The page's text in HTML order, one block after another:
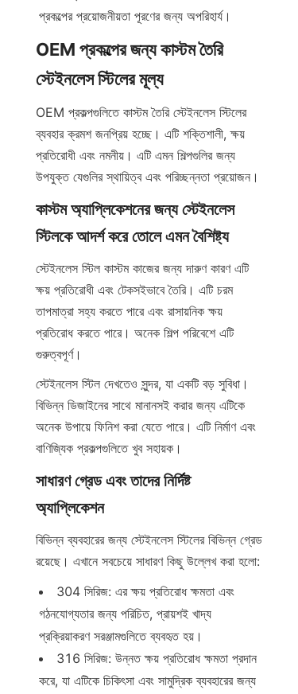
প্রকল্পের প্রয়োজনীয়তা পূরণের জন্য অপরিহার্য।
OEM প্রকল্পের জন্য কাস্টম তৈরি
স্টেইনলেস স্টিলের মূল্য
OEM প্রকল্পগুলিতে কাস্টম তৈরি স্টেইনলেস স্টিলের
ব্যবহার ক্রমশ জনপ্রিয় হচ্ছে। এটি শক্তিশালী, ক্ষয়
প্রতিরোধী এবং নমনীয়। এটি এমন শিল্পগুলির জন্য
উপযুক্ত যেগুলির স্থায়িত্ব এবং পরিচ্ছন্নতা প্রয়োজন।
কাস্টম অ্যাপ্লিকেশনের জন্য স্টেইনলেস
স্টিলকে আদর্শ করে তোলে এমন বৈশিষ্ট্য
স্টেইনলেস স্টিল কাস্টম কাজের জন্য দারুণ কারণ এটি
ক্ষয় প্রতিরোধী এবং টেকসইভাবে তৈরি। এটি চরম
তাপমাত্রা সহ্য করতে পারে এবং রাসায়নিক ক্ষয়
প্রতিরোধ করতে পারে। অনেক শিল্প পরিবেশে এটি
গুরুত্বপূর্ণ।
স্টেইনলেস স্টিল দেখতেও সুন্দর, যা একটি বড় সুবিধা।
বিভিন্ন ডিজাইনের সাথে মানানসই করার জন্য এটিকে
অনেক উপায়ে ফিনিশ করা যেতে পারে। এটি নির্মাণ এবং
বাণিজ্যিক প্রকল্পগুলিতে খুব সহায়ক।
সাধারণ গ্রেড এবং তাদের নির্দিষ্ট
অ্যাপ্লিকেশন
বিভিন্ন ব্যবহারের জন্য স্টেইনলেস স্টিলের বিভিন্ন গ্রেড
রয়েছে। এখানে সবচেয়ে সাধারণ কিছু উল্লেখ করা হলো:
304 সিরিজ: এর ক্ষয় প্রতিরোধ ক্ষমতা এবং
গঠনযোগ্যতার জন্য পরিচিত, প্রায়শই খাদ্য
প্রক্রিয়াকরণ সরঞ্জামগুলিতে ব্যবহৃত হয়।
316 সিরিজ: উন্নত ক্ষয় প্রতিরোধ ক্ষমতা প্রদান
করে, যা এটিকে চিকিৎসা এবং সামুদ্রিক ব্যবহারের জন্য